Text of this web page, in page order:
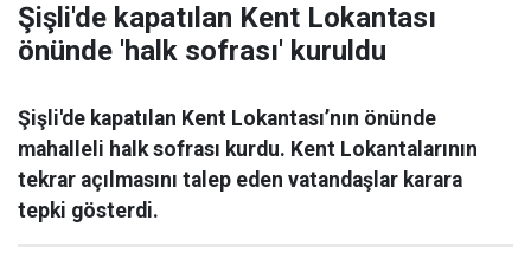
Şişli'de kapatılan Kent Lokantası
önünde 'halk sofrası' kuruldu
Şişli'de kapatılan Kent Lokantası’nın önünde
mahalleli halk sofrası kurdu. Kent Lokantalarının
tekrar açılmasını talep eden vatandaşlar karara
tepki gösterdi.